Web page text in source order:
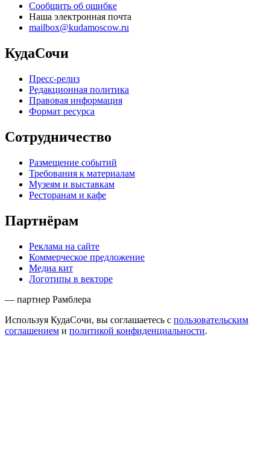
Сообщить об ошибке
Наша электронная почта
mailbox@kudamoscow.ru
КудаСочи
Пресс-релиз
Редакционная политика
Правовая информация
Формат ресурса
Сотрудничество
Размещение событий
Требования к материалам
Музеям и выставкам
Ресторанам и кафе
Партнёрам
Реклама на сайте
Коммерческое предложение
Медиа кит
Логотипы в векторе
— партнер Рамблера
Используя КудаСочи, вы соглашаетесь с пользовательским
соглашением и политикой конфиденциальности.